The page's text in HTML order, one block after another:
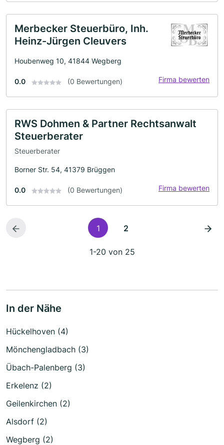
Merbecker Steuerbüro, Inh.
Heinz-Jürgen Cleuvers
Houbenweg 10, 41844 Wegberg
0.0 (0 Bewertungen) Firma bewerten
RWS Dohmen & Partner Rechtsanwalt
Steuerberater
Steuerberater
Borner Str. 54, 41379 Brüggen
0.0 (0 Bewertungen) Firma bewerten
1 2
1-20 von 25
In der Nähe
Hückelhoven (4)
Mönchengladbach (3)
Übach-Palenberg (3)
Erkelenz (2)
Geilenkirchen (2)
Alsdorf (2)
Wegberg (2)